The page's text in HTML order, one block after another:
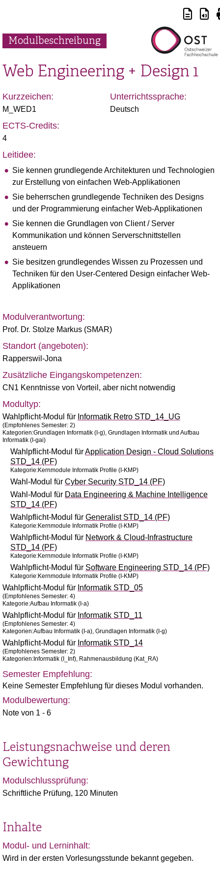
Modulbeschreibung
Web Engineering + Design 1
Kurzzeichen:
M_WED1
Unterrichtssprache:
Deutsch
ECTS-Credits:
4
Leitidee:
Sie kennen grundlegende Architekturen und Technologien
zur Erstellung von einfachen Web-Applikationen
Sie beherrschen grundlegende Techniken des Designs
und der Programmierung einfacher Web-Applikationen
Sie kennen die Grundlagen von Client / Server
Kommunikation und können Serverschnittstellen
ansteuern
Sie besitzen grundlegendes Wissen zu Prozessen und
Techniken für den User-Centered Design einfacher Web-
Applikationen
Modulverantwortung:
Prof. Dr. Stolze Markus (SMAR)
Standort (angeboten):
Rapperswil-Jona
Zusätzliche Eingangskompetenzen:
CN1 Kenntnisse von Vorteil, aber nicht notwendig
Modultyp:
Wahlpflicht-Modul für Informatik Retro STD_14_UG
(Empfohlenes Semester: 2)
Kategorien:Grundlagen Informatik (I-g), Grundlagen Informatik und Aufbau
Informatik (I-gai)
Wahlpflicht-Modul fürApplication Design - Cloud Solutions
STD_14 (PF)
Kategorie:Kernmodule Informatik Profile (I-KMP)
Wahl-Modul für Cyber Security STD_14 (PF)
Wahl-Modul für Data Engineering & Machine Intelligence
STD_14 (PF)
Wahlpflicht-Modul für Generalist STD_14 (PF)
Kategorie:Kernmodule Informatik Profile (I-KMP)
Wahlpflicht-Modul für Network & Cloud-Infrastructure
STD_14 (PF)
Kategorie:Kernmodule Informatik Profile (I-KMP)
Wahlpflicht-Modul für Software Engineering STD_14 (PF)
Kategorie:Kernmodule Informatik Profile (I-KMP)
Wahlpflicht-Modul für Informatik STD_05
(Empfohlenes Semester: 4)
Kategorie:Aufbau Informatik (I-a)
Wahlpflicht-Modul für Informatik STD_11
(Empfohlenes Semester: 4)
Kategorien:Aufbau Informatik (I-a), Grundlagen Informatik (I-g)
Wahlpflicht-Modul für Informatik STD_14
(Empfohlenes Semester: 2)
Kategorien:Informatik (I_Inf), Rahmenausbildung (Kat_RA)
Semester Empfehlung:
Keine Semester Empfehlung für dieses Modul vorhanden.
Modulbewertung:
Note von 1 - 6
Leistungsnachweise und deren
Gewichtung
Modulschlussprüfung:
Schriftliche Prüfung, 120 Minuten
Inhalte
Modul- und Lerninhalt:
Wird in der ersten Vorlesungsstunde bekannt gegeben.